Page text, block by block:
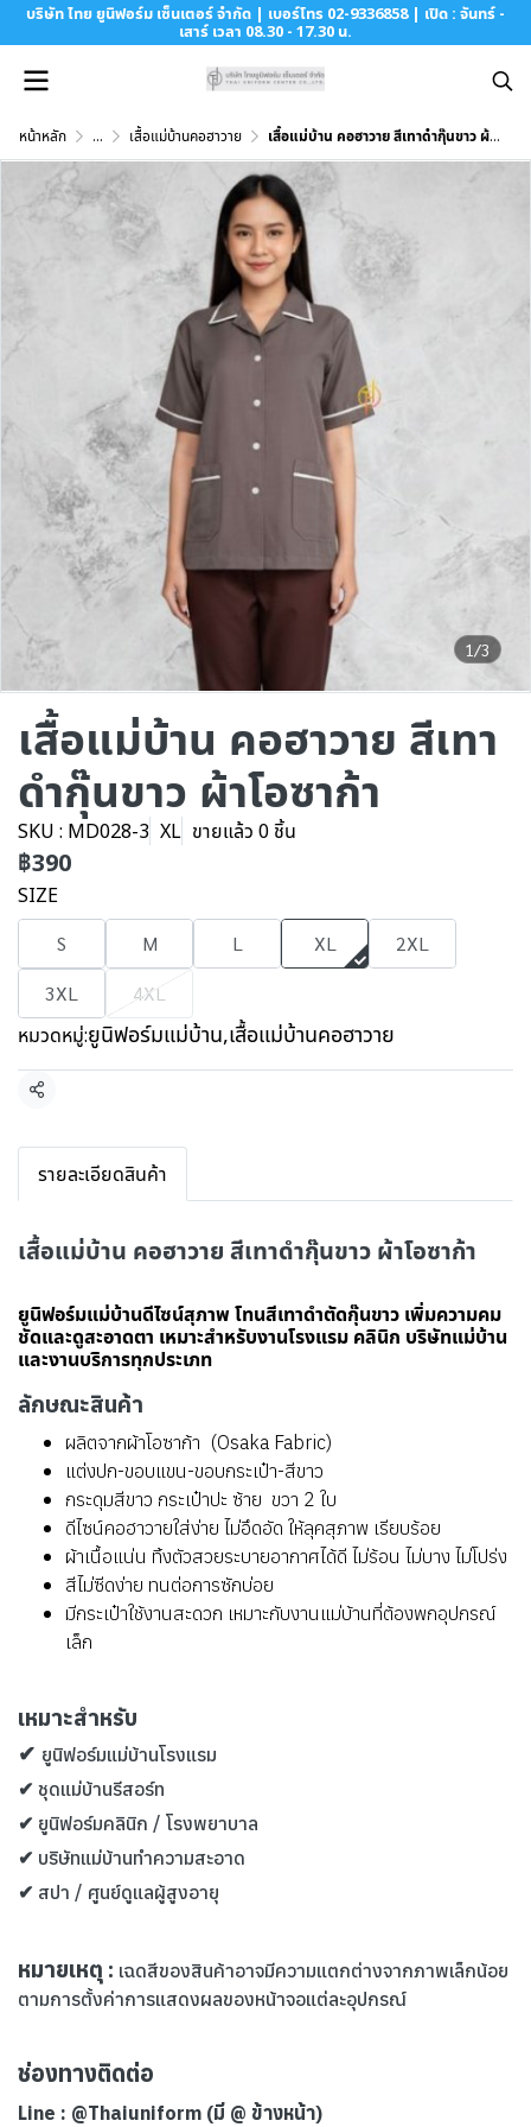
บริษัท ไทย ยูนิฟอร์ม เซ็นเตอร์ จำกัด | เบอร์โทร 02-9336858 | เปิด : จันทร์ -
เสาร์ เวลา 08.30 - 17.30 น.
หน้าหลัก ... เสื้อแม่บ้านคอฮาวาย เสื้อแม่บ้าน คอฮาวาย สีเทาดำกุ๊นขาว ผ้าโอซาก้า
1/3
เสื้อแม่บ้าน คอฮาวาย สีเทา
ดำกุ๊นขาว ผ้าโอซาก้า
SKU : MD028-3 XL ขายแล้ว 0 ชิ้น
฿390
SIZE
S M L XL
2XL
3XL
4XL
หมวดหมู่:ยูนิฟอร์มแม่บ้าน,เสื้อแม่บ้านคอฮาวาย
แชร์
รายละเอียดสินค้า
เสื้อแม่บ้าน คอฮาวาย สีเทาดำกุ๊นขาว ผ้าโอซาก้า
ยูนิฟอร์มแม่บ้านดีไซน์สุภาพ โทนสีเทาดำตัดกุ๊นขาว เพิ่มความคม
ชัดและดูสะอาดตา เหมาะสำหรับงานโรงแรม คลินิก บริษัทแม่บ้าน
และงานบริการทุกประเภท
ลักษณะสินค้า
ผลิตจากผ้าโอซาก้า (Osaka Fabric)
แต่งปก-ขอบแขน-ขอบกระเป๋า-สีขาว
กระดุมสีขาว กระเป๋าปะ ซ้าย ขวา 2 ใบ
ดีไซน์คอฮาวายใส่ง่าย ไม่อึดอัด ให้ลุคสุภาพ เรียบร้อย
ผ้าเนื้อแน่น ทิ้งตัวสวยระบายอากาศได้ดี ไม่ร้อน ไม่บาง ไม่โปร่ง
สีไม่ซีดง่าย ทนต่อการซักบ่อย
มีกระเป๋าใช้งานสะดวก เหมาะกับงานแม่บ้านที่ต้องพกอุปกรณ์
เล็ก
เหมาะสำหรับ
✔ ยูนิฟอร์มแม่บ้านโรงแรม
✔ ชุดแม่บ้านรีสอร์ท
✔ ยูนิฟอร์มคลินิก / โรงพยาบาล
✔ บริษัทแม่บ้านทำความสะอาด
✔ สปา / ศูนย์ดูแลผู้สูงอายุ
หมายเหตุ : เฉดสีของสินค้าอาจมีความแตกต่างจากภาพเล็กน้อย
ตามการตั้งค่าการแสดงผลของหน้าจอแต่ละอุปกรณ์
ช่องทางติดต่อ
Line : @Thaiuniform (มี @ ข้างหน้า)